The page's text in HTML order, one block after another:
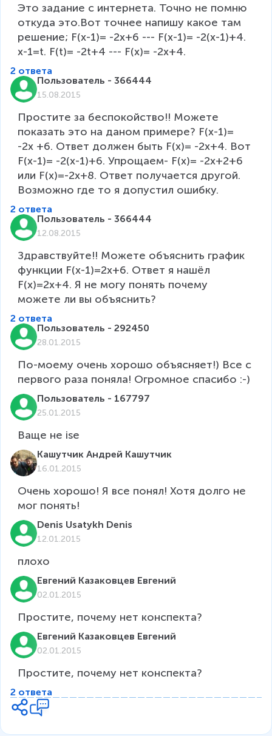
Это задание с интернета. Точно не помню
откуда это.Вот точнее напишу какое там
решение; F(x-1)= -2x+6 --- F(x-1)= -2(x-1)+4.
x-1=t. F(t)= -2t+4 --- F(x)= -2x+4.
2 ответа
Пользователь - 366444
15.08.2015
Простите за беспокойство!! Можете
показать это на даном примере? F(x-1)=
-2x +6. Ответ должен быть F(x)= -2x+4. Вот
F(x-1)= -2(x-1)+6. Упрощаем- F(x)= -2x+2+6
или F(x)=-2x+8. Ответ получается другой.
Возможно где то я допустил ошибку.
2 ответа
Пользователь - 366444
12.08.2015
Здравствуйте!! Можете объяснить график
функции F(x-1)=2x+6. Ответ я нашёл
F(x)=2x+4. Я не могу понять почему
можете ли вы объяснить?
2 ответа
Пользователь - 292450
28.01.2015
По-моему очень хорошо объясняет!) Все с
Пользователь - 167797
25.01.2015
Ваще не ise
Кашутчик Андрей Кашутчик
16.01.2015
Очень хорошо! Я все понял! Хотя долго не
мог понять!
Denis Usatykh Denis
12.01.2015
Евгений Казаковцев Евгений
02.01.2015
Простите, почему нет конспекта?
Евгений Казаковцев Евгений
02.01.2015
Простите, почему нет конспекта?
2 ответа